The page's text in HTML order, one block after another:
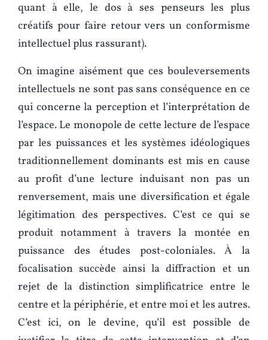
quant à elle, le dos à ses penseurs les plus
créatifs pour faire retour vers un conformisme
intellectuel plus rassurant).
On imagine aisément que ces bouleversements
intellectuels ne sont pas sans conséquence en ce
qui concerne la perception et l’interprétation de
l’espace. Le monopole de cette lecture de l’espace
par les puissances et les systèmes idéologiques
traditionnellement dominants est mis en cause
au profit d’une lecture induisant non pas un
renversement, mais une diversification et égale
légitimation des perspectives. C’est ce qui se
produit notamment à travers la montée en
puissance des études post-coloniales. À la
focalisation succède ainsi la diffraction et un
rejet de la distinction simplificatrice entre le
centre et la périphérie, et entre moi et les autres.
C’est ici, on le devine, qu’il est possible de